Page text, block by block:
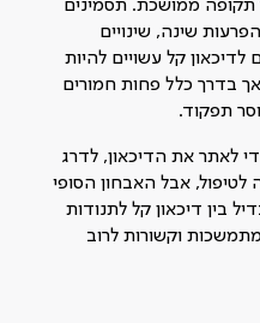
תקופה ממושכת. תסמינים
שינה, שינויים
לדיכאון קל עשויים להיות
בדרך כלל פחות חמורים
תפקוד.
לאתר את הדיכאון, לדרג
אבל האבחון הסופי
בין דיכאון קל לתנודות
וקשורות לרוב